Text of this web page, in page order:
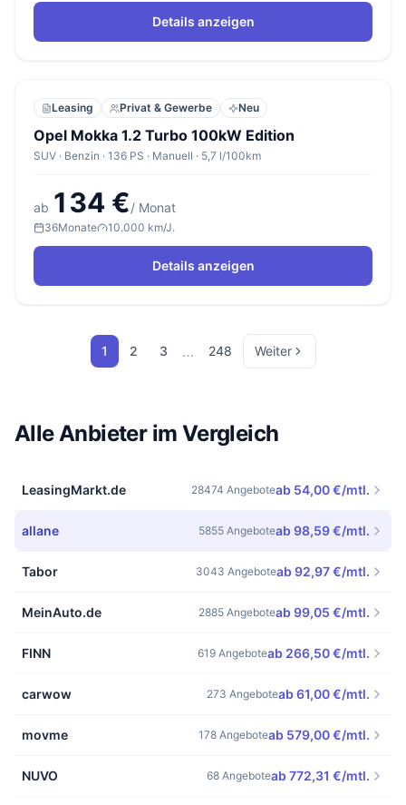
Details anzeigen
Leasing Privat & Gewerbe Neu
Opel Mokka 1.2 Turbo 100kW Edition
SUV · Benzin · 136 PS · Manuell · 5,7 l/100km
ab 134 €/ Monat
36Monate 10.000 km/J.
Details anzeigen
1 2 3 … 248 Weiter
Alle Anbieter im Vergleich
LeasingMarkt.de 28474 Angeboteab 54,00 €/mtl.
allane 5855 Angeboteab 98,59 €/mtl.
Tabor 3043 Angeboteab 92,97 €/mtl.
MeinAuto.de 2885 Angeboteab 99,05 €/mtl.
FINN 619 Angeboteab 266,50 €/mtl.
carwow 273 Angeboteab 61,00 €/mtl.
movme 178 Angeboteab 579,00 €/mtl.
NUVO 68 Angeboteab 772,31 €/mtl.